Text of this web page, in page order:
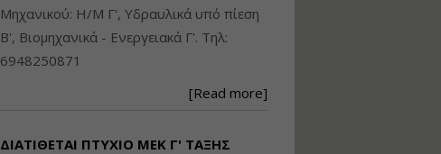
Μηχανικού: Η/Μ Γ', Υδραυλικά υπό πίεση
Β', Βιομηχανικά - Ενεργειακά Γ'. Τηλ:
6948250871
[Read more]
ΔΙΑΤΙΘΕΤΑΙ ΠΤΥΧΙΟ ΜΕΚ Γ' ΤΑΞΗΣ
Ταυτότητα Κτιρίου/
και Πράξη (2024)